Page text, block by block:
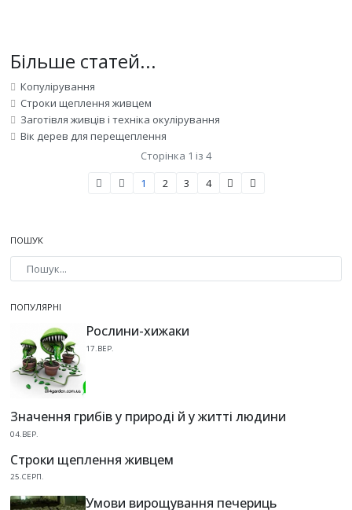
Більше статей...
Копулірування
Строки щеплення живцем
Заготівля живців і техніка окулірування
Вік дерев для перещеплення
Сторінка 1 із 4
1
2 3 4
ПОШУК
ПОПУЛЯРНІ
Рослини-хижаки
17.ВЕР.
Значення грибів у природі й у житті людини
04.ВЕР.
Строки щеплення живцем
25.СЕРП.
Умови вирощування печериць